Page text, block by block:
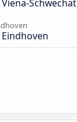
Schwechat